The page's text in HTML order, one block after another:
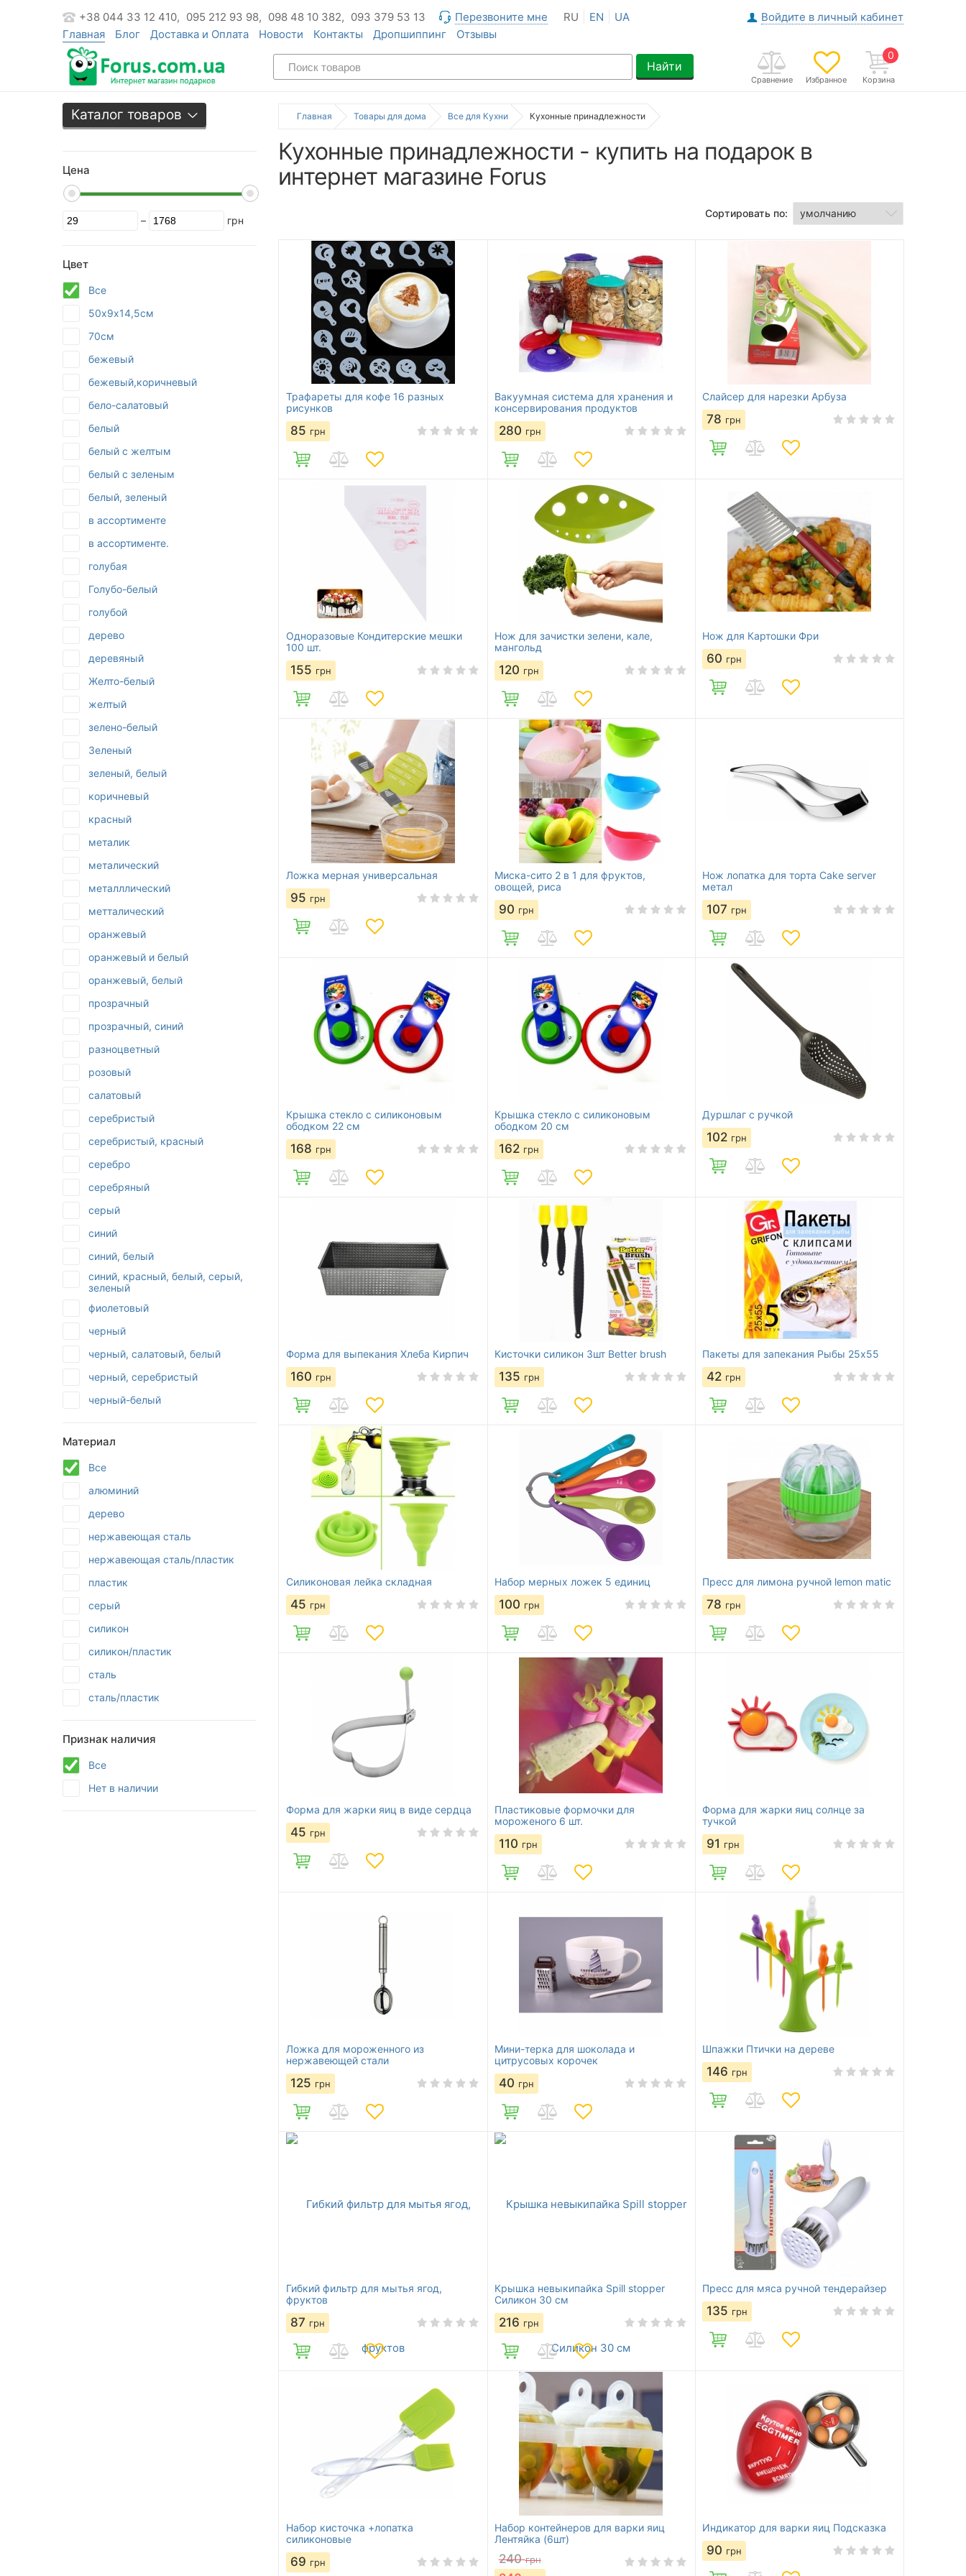
+38 044 33 12 410, 095 212 93 98, 098 48 10 382, 093 379 53 13 Перезвоните мне RU EN UA
Войдите в личный кабинет
Главная
Блог Доставка и Оплата Новости Контакты Дропшиппинг Отзывы
0
Корзина
Избранное
Сравнение
Найти
Каталог товаров
Цена
– грн
Цвет
Все
50х9х14,5см
70см
бежевый
бежевый,коричневый
бело-салатовый
белый
белый с желтым
белый с зеленым
белый, зеленый
в ассортименте
в ассортименте.
голубая
Голубо-белый
голубой
дерево
деревяный
Желто-белый
желтый
зелено-белый
Зеленый
зеленый, белый
коричневый
красный
металик
металический
металллический
метталический
оранжевый
оранжевый и белый
оранжевый, белый
прозрачный
прозрачный, синий
разноцветный
розовый
салатовый
серебристый
серебристый, красный
серебро
серебряный
серый
синий
синий, белый
синий, красный, белый, серый,
зеленый
фиолетовый
черный
черный, салатовый, белый
черный, серебристый
черный-белый
Материал
Все
алюминий
дерево
нержавеющая сталь
нержавеющая сталь/пластик
пластик
серый
силикон
силикон/пластик
сталь
сталь/пластик
Признак наличия
Все
Нет в наличии
Главная Товары для дома Все для Кухни Кухонные принадлежности
Кухонные принадлежности - купить на подарок в
интернет магазине Forus
Сортировать по:
Трафареты для кофе 16 разных
рисунков
85 грн
Вакуумная система для хранения и
консервирования продуктов
280 грн
Слайсер для нарезки Арбуза
78 грн
Одноразовые Кондитерские мешки
100 шт.
155 грн
Нож для зачистки зелени, кале,
мангольд
120 грн
Нож для Картошки Фри
60 грн
Ложка мерная универсальная
95 грн
Миска-сито 2 в 1 для фруктов,
овощей, риса
90 грн
Нож лопатка для торта Cake server
метал
107 грн
Крышка стекло с силиконовым
ободком 22 см
168 грн
Крышка стекло с силиконовым
ободком 20 см
162 грн
Дуршлаг с ручкой
102 грн
Форма для выпекания Хлеба Кирпич
160 грн
Кисточки силикон 3шт Better brush
135 грн
Пакеты для запекания Рыбы 25х55
42 грн
Силиконовая лейка складная
45 грн
Набор мерных ложек 5 единиц
100 грн
Пресс для лимона ручной lemon matic
78 грн
Форма для жарки яиц в виде сердца
45 грн
Пластиковые формочки для
мороженого 6 шт.
110 грн
Форма для жарки яиц солнце за
тучкой
91 грн
Ложка для мороженного из
нержавеющей стали
125 грн
Мини-терка для шоколада и
цитрусовых корочек
40 грн
Шпажки Птички на дереве
146 грн
Гибкий фильтр для мытья ягод,
фруктов
87 грн
Крышка невыкипайка Spill stopper
Силикон 30 см
216 грн
Пресс для мяса ручной тендерайзер
135 грн
Набор кисточка +лопатка
силиконовые
69 грн
Набор контейнеров для варки яиц
Лентяйка (6шт)
240 грн
Индикатор для варки яиц Подсказка
90 грн